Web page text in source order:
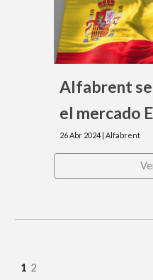
Alfabrent
el mercado
26Abr 2024| Alfabrent
12